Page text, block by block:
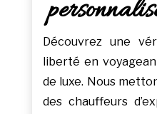
Découvrez une
liberté en
de luxe. Nous
des chauffeurs